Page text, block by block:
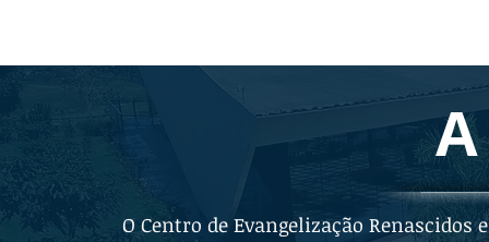
O Centro de Evangelização Renascidos